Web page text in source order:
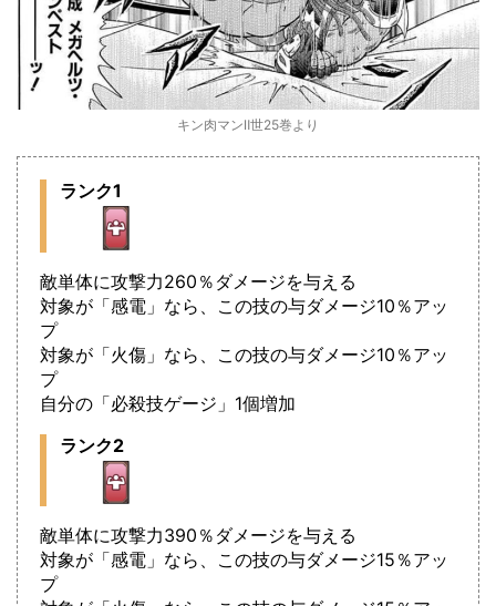
キン肉マンⅡ世25巻より
ランク1
敵単体に攻撃力260％ダメージを与える
対象が「感電」なら、この技の与ダメージ10％アッ
プ
対象が「火傷」なら、この技の与ダメージ10％アッ
プ
自分の「必殺技ゲージ」1個増加
ランク2
敵単体に攻撃力390％ダメージを与える
対象が「感電」なら、この技の与ダメージ15％アッ
プ